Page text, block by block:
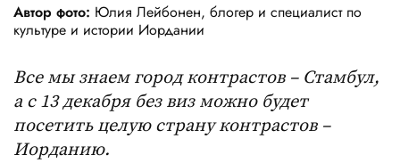
Автор фото: Юлия Лейбонен, блогер и специалист по
культуре и истории Иордании
Все мы знаем город контрастов – Стамбул,
а с 13 декабря без виз можно будет
посетить целую страну контрастов –
Иорданию.